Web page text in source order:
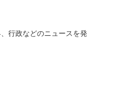
行政などのニュースを発